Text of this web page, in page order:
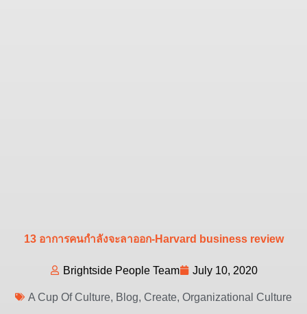
13 อาการคนกำลังจะลาออก-Harvard business review
Brightside People Team July 10, 2020
A Cup Of Culture, Blog, Create, Organizational Culture